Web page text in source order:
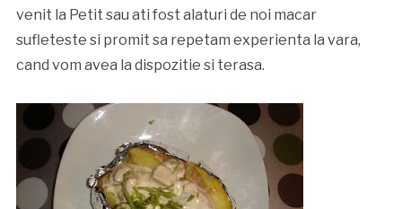
venit la Petit sau ati fost alaturi de noi macar
sufleteste si promit sa repetam experienta la vara,
cand vom avea la dispozitie si terasa.